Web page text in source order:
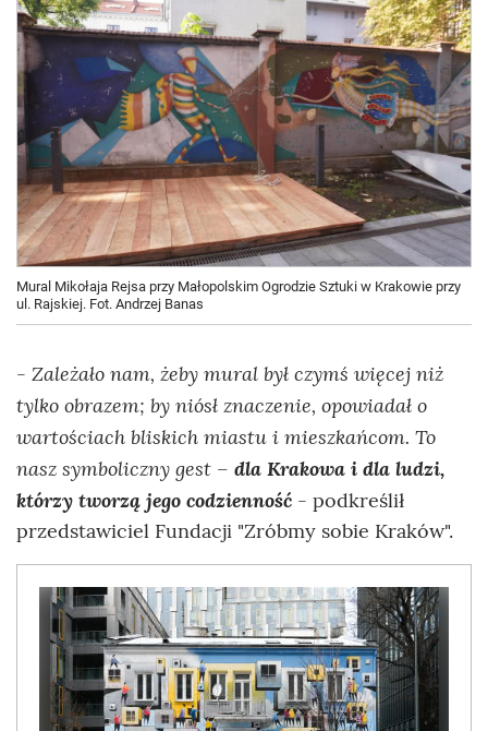
Mural Mikołaja Rejsa przy Małopolskim Ogrodzie Sztuki w Krakowie przy
ul. Rajskiej. Fot. Andrzej Banas
- Zależało nam, żeby mural był czymś więcej niż
tylko obrazem; by niósł znaczenie, opowiadał o
wartościach bliskich miastu i mieszkańcom. To
nasz symboliczny gest – dla Krakowa i dla ludzi,
którzy tworzą jego codzienność - podkreślił
przedstawiciel Fundacji "Zróbmy sobie Kraków".